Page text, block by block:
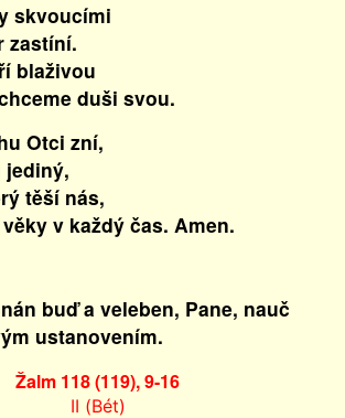
skvoucími
zastíní.
blaživou
duši svou.
Otci zní,
jediný,
těší nás,
v každý čas. Amen.
buď a veleben, Pane, nauč
ustanovením.
Žalm 118 (119), 9-16
II (Bét)